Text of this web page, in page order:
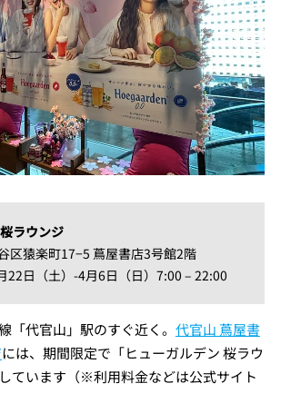
ラウンジ
区猿楽町17−5 蔦屋書店3号館2階
22日（土）-4月6日（日）7:00 – 22:00
「代官山」駅のすぐ近く。 代官山 蔦屋書
には、期間限定で「ヒューガルデン 桜ラウ
ています（※利用料金などは公式サイト